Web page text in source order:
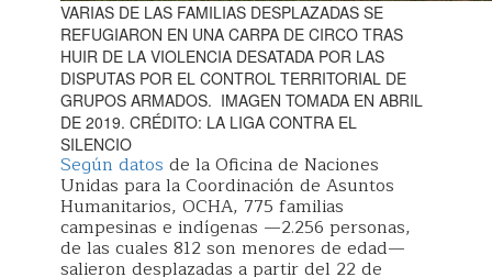
VARIAS DE LAS FAMILIAS DESPLAZADAS SE
REFUGIARON EN UNA CARPA DE CIRCO TRAS
HUIR DE LA VIOLENCIA DESATADA POR LAS
DISPUTAS POR EL CONTROL TERRITORIAL DE
GRUPOS ARMADOS. IMAGEN TOMADA EN ABRIL
DE 2019. CRÉDITO: LA LIGA CONTRA EL
SILENCIO
Según datos de la Oficina de Naciones
Unidas para la Coordinación de Asuntos
Humanitarios, OCHA, 775 familias
campesinas e indígenas —2.256 personas,
de las cuales 812 son menores de edad—
salieron desplazadas a partir del 22 de